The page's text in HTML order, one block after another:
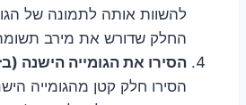
להשוות אותה לתמונה של
החלק שדורש את מירב
הסירו את הגומייה הישנה
הסירו חלק קטן מהגומייה